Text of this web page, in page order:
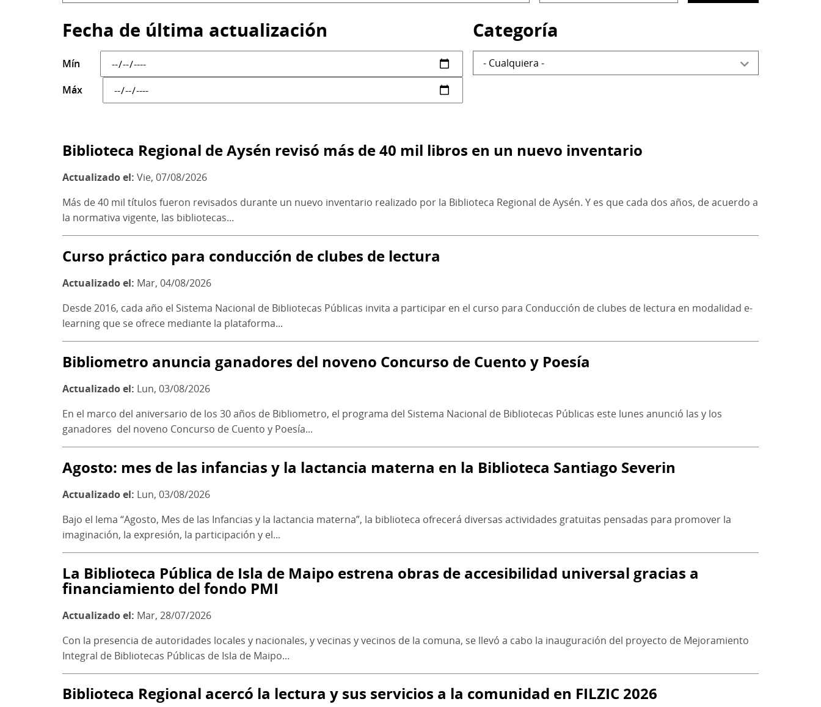
Fecha de última actualización
Mín
Máx
Categoría
Biblioteca Regional de Aysén revisó más de 40 mil libros en un nuevo inventario
Actualizado el: Vie, 07/08/2026
Más de 40 mil títulos fueron revisados durante un nuevo inventario realizado por la Biblioteca Regional de Aysén. Y es que cada dos años, de acuerdo a
la normativa vigente, las bibliotecas...
Curso práctico para conducción de clubes de lectura
Actualizado el: Mar, 04/08/2026
Desde 2016, cada año el Sistema Nacional de Bibliotecas Públicas invita a participar en el curso para Conducción de clubes de lectura en modalidad e-
learning que se ofrece mediante la plataforma...
Bibliometro anuncia ganadores del noveno Concurso de Cuento y Poesía
Actualizado el: Lun, 03/08/2026
En el marco del aniversario de los 30 años de Bibliometro, el programa del Sistema Nacional de Bibliotecas Públicas este lunes anunció las y los
ganadores del noveno Concurso de Cuento y Poesía...
Agosto: mes de las infancias y la lactancia materna en la Biblioteca Santiago Severin
Actualizado el: Lun, 03/08/2026
Bajo el lema “Agosto, Mes de las Infancias y la lactancia materna”, la biblioteca ofrecerá diversas actividades gratuitas pensadas para promover la
imaginación, la expresión, la participación y el...
La Biblioteca Pública de Isla de Maipo estrena obras de accesibilidad universal gracias a
financiamiento del fondo PMI
Actualizado el: Mar, 28/07/2026
Con la presencia de autoridades locales y nacionales, y vecinas y vecinos de la comuna, se llevó a cabo la inauguración del proyecto de Mejoramiento
Integral de Bibliotecas Públicas de Isla de Maipo...
Biblioteca Regional acercó la lectura y sus servicios a la comunidad en FILZIC 2026